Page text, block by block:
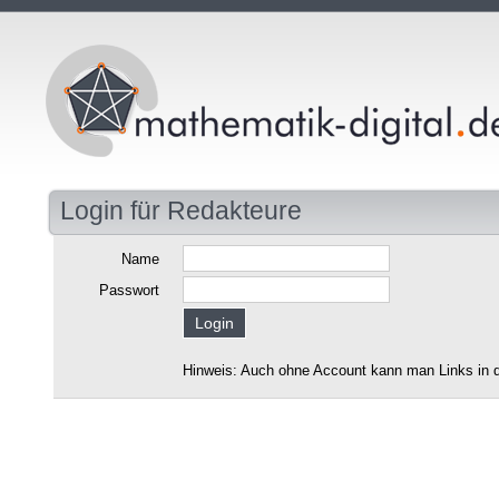
Login für Redakteure
Name
Passwort
Hinweis: Auch ohne Account kann man Links in